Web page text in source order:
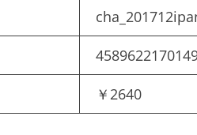
￥2640